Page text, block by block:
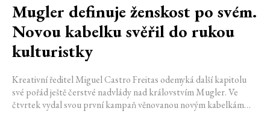
Mugler definuje ženskost po svém.
Novou kabelku svěřil do rukou
kulturistky
Kreativní ředitel Miguel Castro Freitas odemyká další kapitolu
své pořád ještě čerstvé nadvlády nad královstvím Mugler. Ve
čtvrtek vydal svou první kampaň věnovanou novým kabelkám